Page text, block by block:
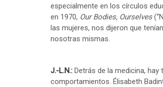
especialmente en los círculos
en 1970, Our Bodies, Ourselves
las mujeres, nos dijeron que
nosotras mismas.
J.-L.N.: Detrás de la medicina,
comportamientos. Élisabeth